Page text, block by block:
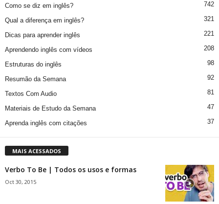
Como se diz em inglês? 742
Qual a diferença em inglês? 321
Dicas para aprender inglês 221
Aprendendo inglês com vídeos 208
Estruturas do inglês 98
Resumão da Semana 92
Textos Com Audio 81
Materiais de Estudo da Semana 47
Aprenda inglês com citações 37
MAIS ACESSADOS
Verbo To Be | Todos os usos e formas
Oct 30, 2015